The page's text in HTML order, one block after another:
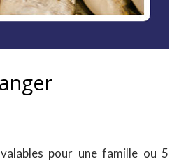
pour une famille ou 5